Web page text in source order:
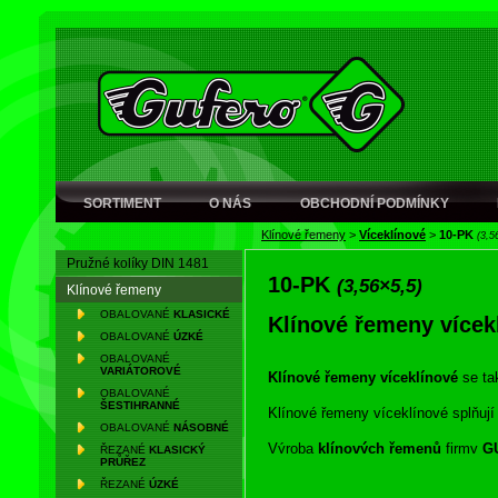
SORTIMENT O NÁS OBCHODNÍ PODMÍNKY
Klínové řemeny > Víceklínové > 10-PK
Pružné kolíky DIN 1481
Klínové řemeny
OBALOVANÉ KLASICKÉ
OBALOVANÉ ÚZKÉ
OBALOVANÉ
VARIÁTOROVÉ
OBALOVANÉ
ŠESTIHRANNÉ
OBALOVANÉ NÁSOBNÉ
ŘEZANÉ KLASICKÝ
PRŮŘEZ
ŘEZANÉ ÚZKÉ
10-PK (3,56×5,5)
Klínové řemeny
Klínové řemeny víceklínové se
Klínové řemeny víceklínové
Výroba klínových řemenů firmy